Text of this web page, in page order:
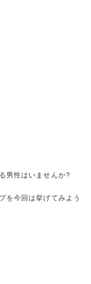
男性はいませんか?
を今回は挙げてみよう